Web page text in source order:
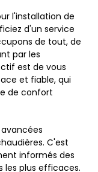
l'installation de
d'un service
de tout, de
par les
est de vous
et fiable, qui
de confort
C'est
informés des
les plus efficaces.